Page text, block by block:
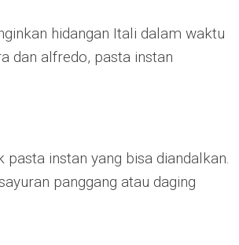
hidangan Itali dalam waktu
dan alfredo, pasta instan
instan yang bisa diandalkan.
panggang atau daging